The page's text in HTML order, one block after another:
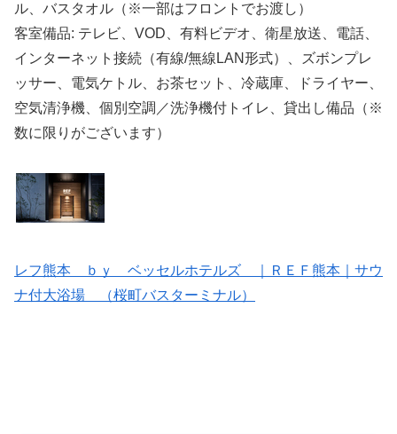
ル、バスタオル（※一部はフロントでお渡し）
客室備品: テレビ、VOD、有料ビデオ、衛星放送、電話、
インターネット接続（有線/無線LAN形式）、ズボンプレ
ッサー、電気ケトル、お茶セット、冷蔵庫、ドライヤー、
空気清浄機、個別空調／洗浄機付トイレ、貸出し備品（※
数に限りがございます）
レフ熊本 ｂｙ ベッセルホテルズ ｜ＲＥＦ熊本｜サウ
ナ付大浴場 （桜町バスターミナル）